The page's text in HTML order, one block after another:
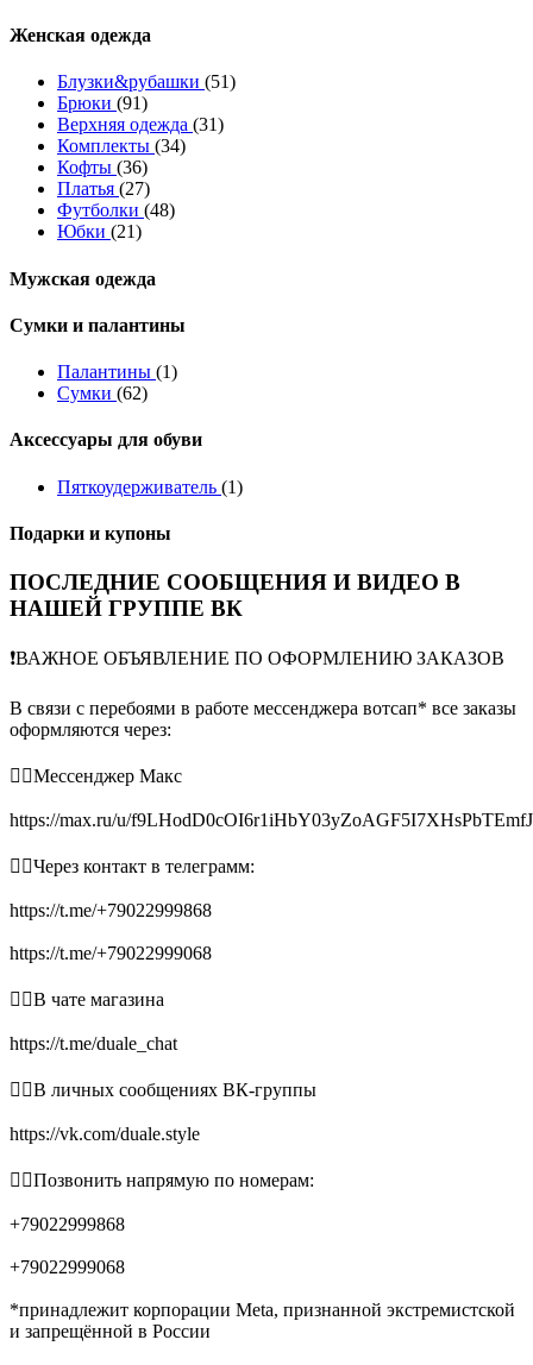
Женская одежда
Блузки&рубашки (51)
Брюки (91)
Верхняя одежда (31)
Комплекты (34)
Кофты (36)
Платья (27)
Футболки (48)
Юбки (21)
Мужская одежда
Сумки и палантины
Палантины (1)
Сумки (62)
Аксессуары для обуви
Пяткоудерживатель (1)
Подарки и купоны
ПОСЛЕДНИЕ СООБЩЕНИЯ И ВИДЕО В
НАШЕЙ ГРУППЕ ВК
❗️ВАЖНОЕ ОБЪЯВЛЕНИЕ ПО ОФОРМЛЕНИЮ ЗАКАЗОВ
В связи с перебоями в работе мессенджера вотсап* все заказы
оформляются через:
👉🏻Мессенджер Макс
https://max.ru/u/
👉🏻Через контакт в телеграмм:
https://t.me/+79022999868
https://t.me/+79022999068
👉🏻В чате магазина
https://t.me/duale_chat
👉🏻В личных сообщениях ВК-группы
https://vk.com/duale.style
👉🏻Позвонить напрямую по номерам:
+79022999868
+79022999068
*принадлежит корпорации Meta, признанной экстремистской
и запрещённой в России